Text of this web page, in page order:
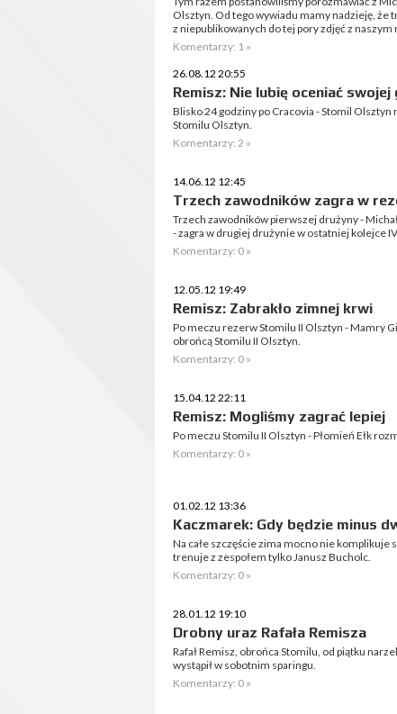
Olsztyn. Od tego wywiadu mamy nadzieję, że
z niepublikowanych do tej pory zdjęć z naszym
Komentarzy: 1 »
26.08.12 20:55
Remisz: Nie lubię oceniać swojej
Blisko 24 godziny po Cracovia - Stomil
Stomilu Olsztyn.
Komentarzy: 2 »
14.06.12 12:45
Trzech zawodników zagra w
Trzech zawodników pierwszej drużyny -
- zagra w drugiej drużynie w ostatniej kolejce
Komentarzy: 0 »
12.05.12 19:49
Remisz: Zabrakło zimnej krwi
Po meczu rezerw Stomilu II Olsztyn - Mamry
obrońcą Stomilu II Olsztyn.
Komentarzy: 0 »
15.04.12 22:11
Remisz: Mogliśmy zagrać lepiej
Po meczu Stomilu II Olsztyn - Płomień Ełk
Komentarzy: 0 »
01.02.12 13:36
Kaczmarek: Gdy będzie minus
Na całe szczęście zima mocno nie
trenuje z zespołem tylko Janusz Bucholc.
Komentarzy: 0 »
28.01.12 19:10
Drobny uraz Rafała Remisza
Rafał Remisz, obrońca Stomilu, od piątku
wystąpił w sobotnim sparingu.
Komentarzy: 0 »